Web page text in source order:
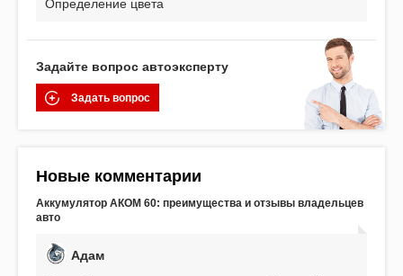
Определение цвета
Задайте вопрос автоэксперту
Задать вопрос
Новые комментарии
Аккумулятор АКОМ 60: преимущества и отзывы владельцев
авто
Адам